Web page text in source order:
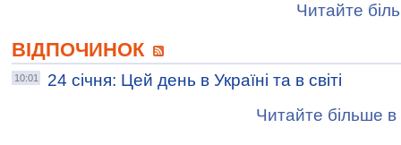
Читайте
ВІДПОЧИНОК
10:01
24 січня: Цей день в Україні та в світі
Читайте більше в